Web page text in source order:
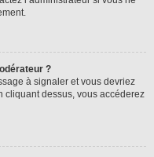
?
à signaler et vous devriez
cliquant dessus, vous accéderez